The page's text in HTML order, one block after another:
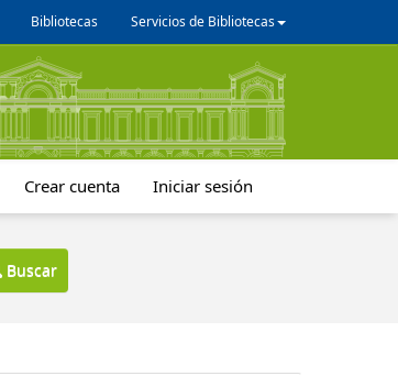
Bibliotecas Servicios de Bibliotecas
Crear cuenta Iniciar sesión
Buscar